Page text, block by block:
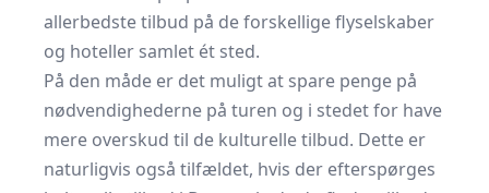
allerbedste tilbud på de forskellige flyselskaber
og hoteller samlet ét sted.
På den måde er det muligt at spare penge på
nødvendighederne på turen og i stedet for have
mere overskud til de kulturelle tilbud. Dette er
naturligvis også tilfældet, hvis der efterspørges